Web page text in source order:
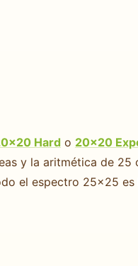
Hardo 20×20
y la aritmética de 25
el espectro 25×25